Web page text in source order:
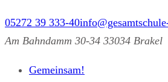
05272 39 333-40
Am Bahndamm 30-34 33034 Brakel
Gemeinsam!